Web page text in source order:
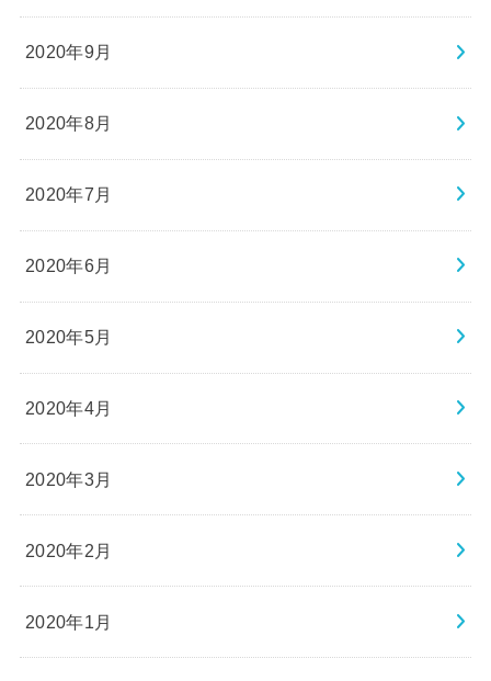
2020年9月
2020年8月
2020年7月
2020年6月
2020年5月
2020年4月
2020年3月
2020年2月
2020年1月